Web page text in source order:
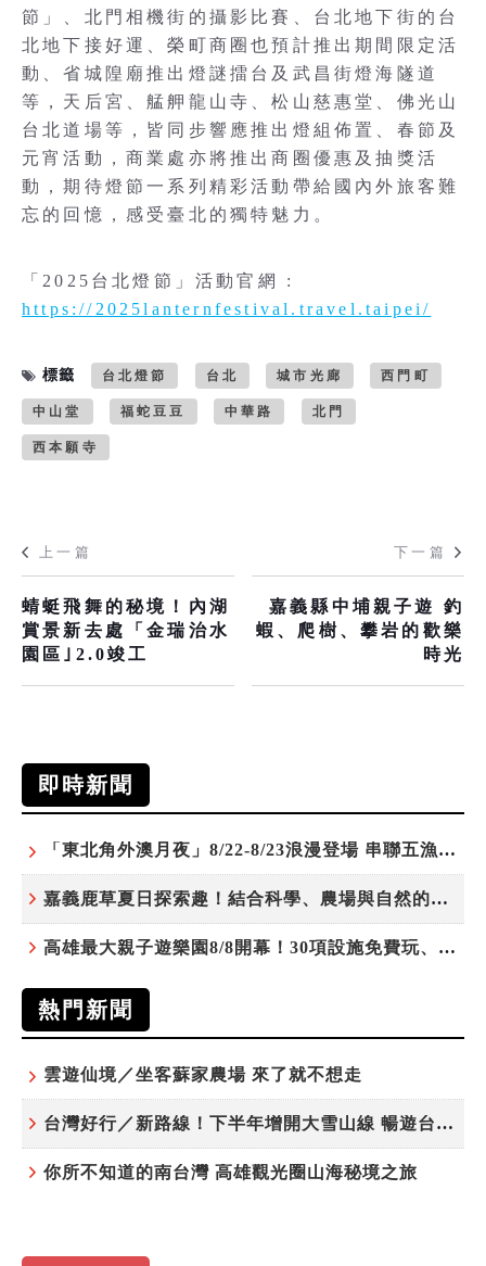
節」、北門相機街的攝影比賽、台北地下街的台
北地下接好運、榮町商圈也預計推出期間限定活
動、省城隍廟推出燈謎擂台及武昌街燈海隧道
等，天后宮、艋舺龍山寺、松山慈惠堂、佛光山
台北道場等，皆同步響應推出燈組佈置、春節及
元宵活動，商業處亦將推出商圈優惠及抽獎活
動，期待燈節一系列精彩活動帶給國內外旅客難
忘的回憶，感受臺北的獨特魅力。
「2025台北燈節」活動官網 :
https://2025lanternfestival.travel.taipei/
標籤 台北燈節 台北 城市光廊 西門町
中山堂 福蛇豆豆 中華路 北門
西本願寺
上一篇
蜻蜓飛舞的秘境！內湖
賞景新去處「金瑞治水
園區｣2.0竣工
下一篇
嘉義縣中埔親子遊 釣
蝦、爬樹、攀岩的歡樂
時光
即時新聞
「東北角外澳月夜」8/22-8/23浪漫登場 串聯五漁村、音樂、市集、火舞與慢旅共度夏夜
嘉義鹿草夏日探索趣！結合科學、農場與自然的親子小旅行
高雄最大親子遊樂園8/8開幕！30項設施免費玩、YOYO家族嗨翻暑假
熱門新聞
雲遊仙境／坐客蘇家農場 來了就不想走
台灣好行／新路線！下半年增開大雪山線 暢遊台中更便利
你所不知道的南台灣 高雄觀光圈山海秘境之旅